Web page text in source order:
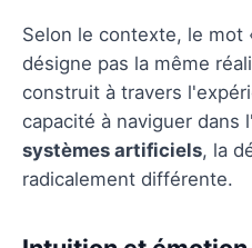
Selon le contexte, le mot
désigne pas la même
construit à travers
capacité à naviguer dans
systèmes artificiels, la
radicalement différente.